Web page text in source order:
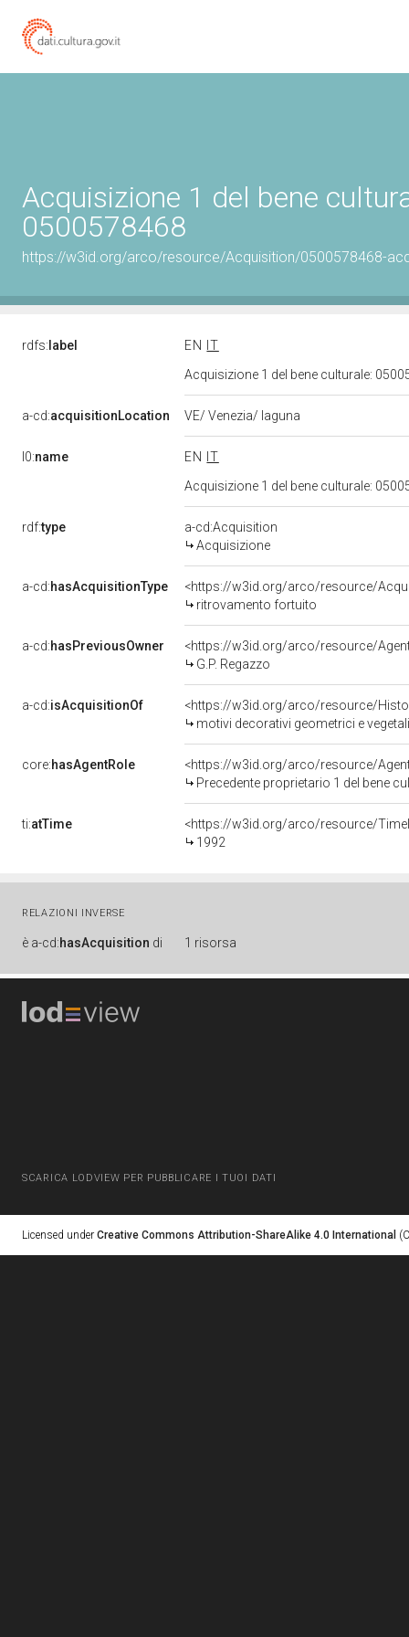
Acquisizione 1 del bene
0500578468
https://w3id.org/arco/resource/Acquisition/0500578468-
rdfs: label EN
IT
Acquisizione 1 del bene culturale:
a-cd:acquisitionLocation VE/ Venezia/ laguna
l0:name EN
IT
Acquisizione 1 del bene culturale:
rdf:type
a-cd:Acquisition
Acquisizione
a-cd:hasAcquisitionType
<https://w3id.org/arco/resource/
ritrovamento fortuito
a-cd:hasPreviousOwner
<https://w3id.org/arco/resource/
G.P. Regazzo
a-cd:isAcquisitionOf
<https://w3id.org/arco/resource/
motivi decorativi geometrici e
core:hasAgentRole
<https://w3id.org/arco/resource/
Precedente proprietario 1 del bene
ti:atTime
<https://w3id.org/arco/resource/
1992
RELAZIONI INVERSE
è a-cd:hasAcquisition di 1 risorsa
SCARICA LODVIEW PER PUBBLICARE I TUOI DATI
Licensed under Creative Commons Attribution-ShareAlike 4.0 International